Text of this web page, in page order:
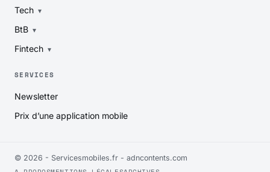
Tech
BtB
Fintech
SERVICES
Newsletter
Prix d’une application mobile
© 2026 - Servicesmobiles.fr - adncontents.com